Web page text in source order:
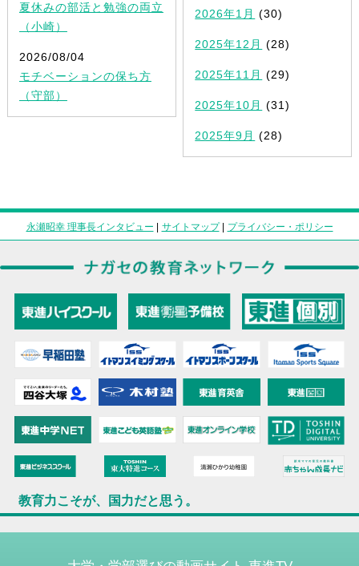
夏休みの部活と勉強の両立
（小崎）
2026/08/04
モチベーションの保ち方
（守部）
2026年1月 (30)
2025年12月 (28)
2025年11月 (29)
2025年10月 (31)
2025年9月 (28)
永瀬昭幸 理事長インタビュー | サイトマップ| プライバシー・ポリシー
教育力こそが、国力だと思う。